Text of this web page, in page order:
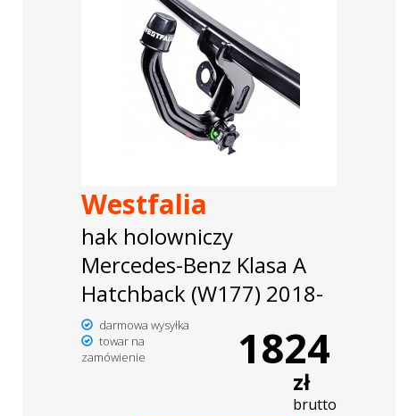
Westfalia
hak holowniczy
Mercedes-Benz Klasa A
Hatchback (W177) 2018-
darmowa wysyłka
towar na
zamówienie
1824
zł
brutto